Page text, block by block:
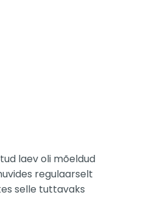
laev oli mõeldud
regulaarselt
selle tuttavaks